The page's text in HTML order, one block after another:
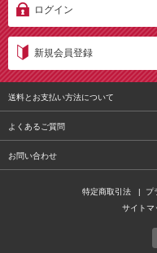
ログイン
新規会員登録
送料とお支払い方法について
よくあるご質問
お問い合わせ
特定商取引法 | プ
サイトマ